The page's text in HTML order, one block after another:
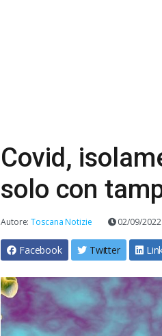
Covid,
solo con
Autore:Toscana Notizie 02/09/2022
Facebook Twitter